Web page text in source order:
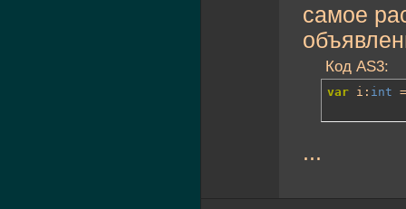
самое
Код AS3:
var i: int
...